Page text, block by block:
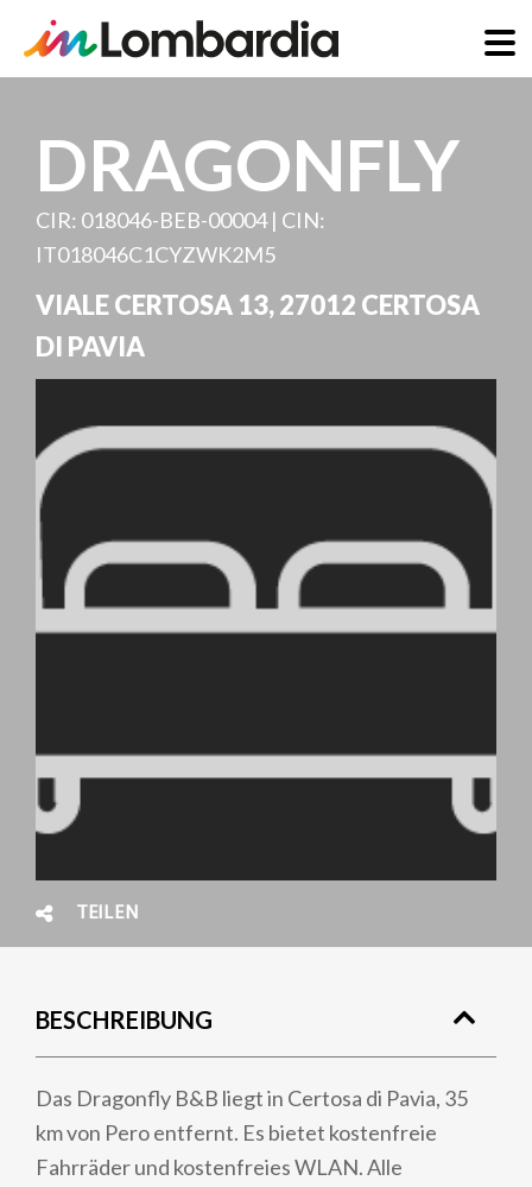
DRAGONFLY
CIR: 018046-BEB-00004 | CIN:
IT018046C1CYZWK2M5
VIALE CERTOSA 13,27012 CERTOSA
DI PAVIA
TEILEN
BESCHREIBUNG
Das Dragonfly B&B liegt in Certosa di Pavia, 35
km von Pero entfernt. Es bietet kostenfreie
Fahrräder und kostenfreies WLAN. Alle